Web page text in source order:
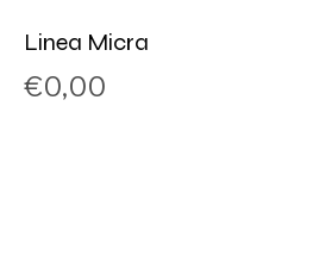
Linea Micra
Price
€0,00